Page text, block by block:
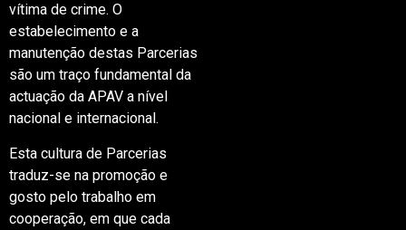
vítima de crime. O
estabelecimento e a
manutenção destas Parcerias
são um traço fundamental da
actuação da APAV a nível
nacional e internacional.
Esta cultura de Parcerias
traduz-se na promoção e
gosto pelo trabalho em
cooperação, em que cada